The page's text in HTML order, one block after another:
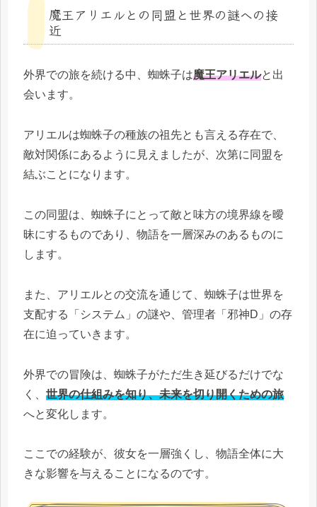
魔王アリエルとの同盟と世界の謎への接
近
外界での旅を続ける中、蜘蛛子は魔王アリエルと出
会います。
アリエルは蜘蛛子の種族の祖先とも言える存在で、
敵対関係にあるように見えましたが、次第に同盟を
結ぶことになります。
この同盟は、蜘蛛子にとって敵と味方の境界線を曖
昧にするものであり、物語を一層深みのあるものに
します。
また、アリエルとの交流を通じて、蜘蛛子は世界を
支配する「システム」の謎や、管理者「邪神D」の存
在に迫っていきます。
外界での冒険は、蜘蛛子がただ生き延びるだけでな
く、 世界の仕組みを知り、未来を切り開くための旅
へと変化します。
ここでの経験が、彼女を一層強くし、物語全体に大
きな影響を与えることになるのです。